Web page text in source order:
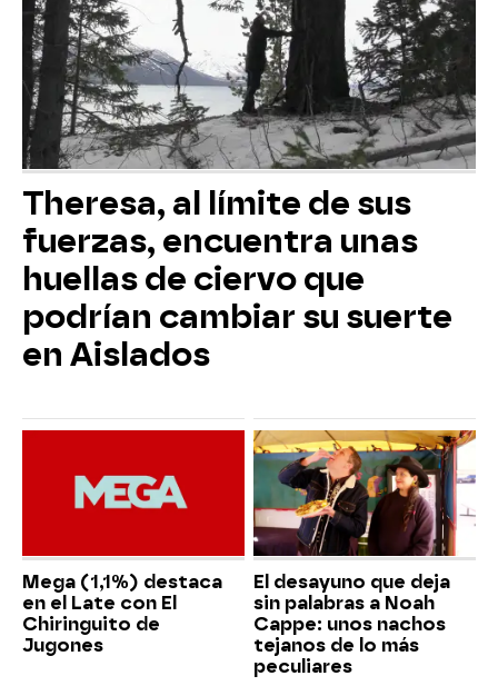
Theresa, al límite de sus
fuerzas, encuentra unas
huellas de ciervo que
podrían cambiar su suerte
en Aislados
Mega (1,1%) destaca
en el Late con El
Chiringuito de
Jugones
El desayuno que deja
sin palabras a Noah
Cappe: unos nachos
tejanos de lo más
peculiares